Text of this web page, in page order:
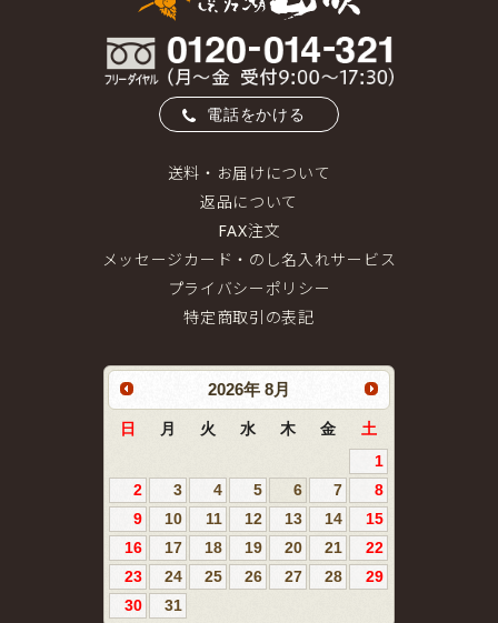
電話をかける
送料・お届けについて
返品について
FAX注文
メッセージカード・のし名入れサービス
プライバシーポリシー
特定商取引の表記
2026年 8月
日 月 火 水 木 金
土
1
2
3 4 5 6 7
8
9
10 11 12 13 14
15
16
17 18 19 20 21
22
23
24 25 26 27 28
29
30
31